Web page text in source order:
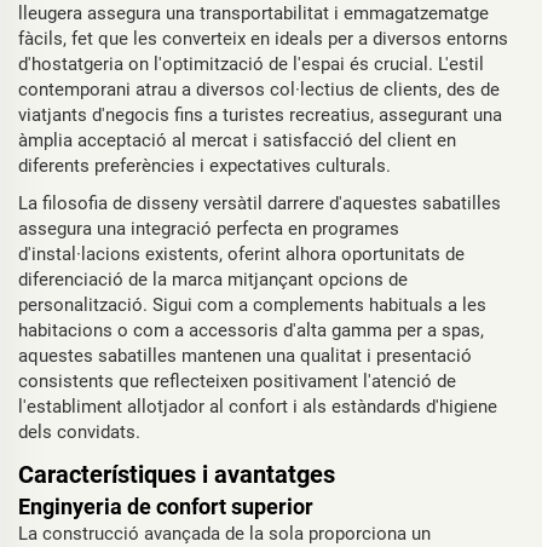
lleugera assegura una transportabilitat i emmagatzematge
fàcils, fet que les converteix en ideals per a diversos entorns
d'hostatgeria on l'optimització de l'espai és crucial. L'estil
contemporani atrau a diversos col·lectius de clients, des de
viatjants d'negocis fins a turistes recreatius, assegurant una
àmplia acceptació al mercat i satisfacció del client en
diferents preferències i expectatives culturals.
La filosofia de disseny versàtil darrere d'aquestes sabatilles
assegura una integració perfecta en programes
d'instal·lacions existents, oferint alhora oportunitats de
diferenciació de la marca mitjançant opcions de
personalització. Sigui com a complements habituals a les
habitacions o com a accessoris d'alta gamma per a spas,
aquestes sabatilles mantenen una qualitat i presentació
consistents que reflecteixen positivament l'atenció de
l'establiment allotjador al confort i als estàndards d'higiene
dels convidats.
Característiques i avantatges
Enginyeria de confort superior
La construcció avançada de la sola proporciona un